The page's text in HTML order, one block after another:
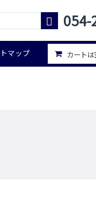
054-
マップ カート